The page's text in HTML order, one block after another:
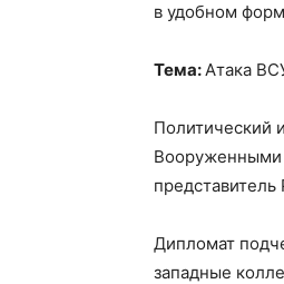
в удобном
Тема:Атака
Политический
Вооруженными
Дипломат
западные